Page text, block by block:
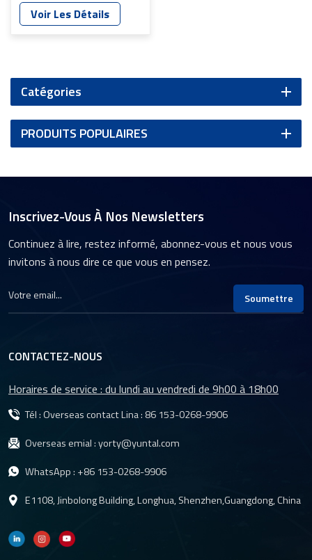
de voiture YT-1515P-D1
Voir Les Détails
Catégories
PRODUITS POPULAIRES
Inscrivez-Vous À Nos Newsletters
Continuez à lire, restez informé, abonnez-vous et nous vous
invitons à nous dire ce que vous en pensez.
Soumettre
CONTACTEZ-NOUS
Horaires de service : du lundi au vendredi de 9h00 à 18h00
Tél : Overseas contact Lina : 86 153-0268-9906
Overseas emial :yorty@yuntal.com
WhatsApp : +86 153-0268-9906
E1108, Jinbolong Building, Longhua, Shenzhen,Guangdong, China